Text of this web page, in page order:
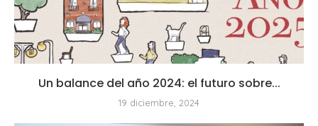
Un balance del año 2024: el futuro sobre...
19 diciembre, 2024